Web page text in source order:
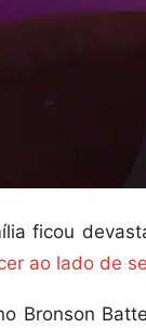
ficou
ao lado de
Bronson